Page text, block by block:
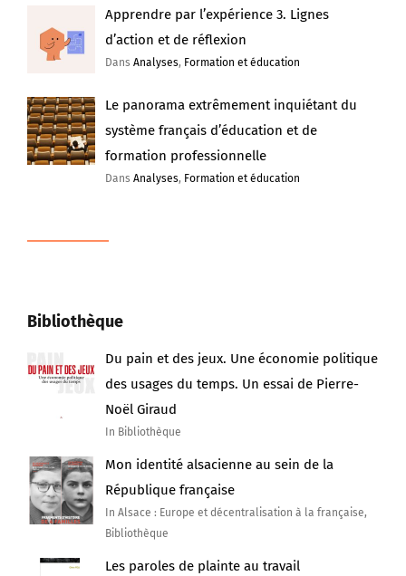
Apprendre par l’expérience 3. Lignes
d’action et de réflexion
DansAnalyses, Formation et éducation
Le panorama extrêmement inquiétant du
système français d’éducation et de
formation professionnelle
DansAnalyses, Formation et éducation
Bibliothèque
Du pain et des jeux. Une économie politique
des usages du temps. Un essai de Pierre-
Noël Giraud
In Bibliothèque
Mon identité alsacienne au sein de la
République française
In Alsace : Europe et décentralisation à la française,
Bibliothèque
Les paroles de plainte au travail